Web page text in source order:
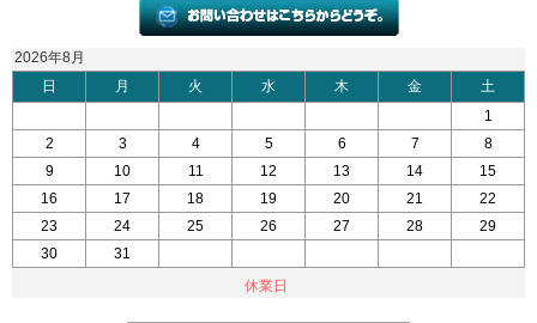
2026年8月
日
月 火 水 木 金
土
1
2
3 4 5 6 7
8
9
10 11 12 13 14
15
16
17 18 19 20 21
22
23
24 25 26 27 28
29
30
31
休業日